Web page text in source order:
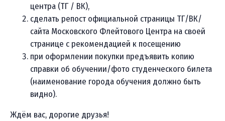
центра (ТГ / ВК),
сделать репост официальной страницы ТГ/ВК/
сайта Московского Флейтового Центра на своей
странице с рекомендацией к посещению
при оформлении покупки предъявить копию
справки об обучении/фото студенческого билета
(наименование города обучения должно быть
видно).
Ждём вас, дорогие друзья!